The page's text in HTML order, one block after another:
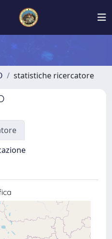
statistiche ricercatore